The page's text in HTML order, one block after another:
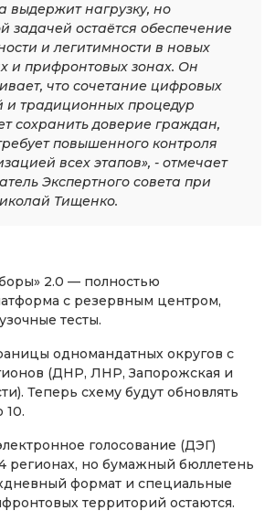
выдержит нагрузку, но
задачей остаётся обеспечение
и легитимности в новых
и прифронтовых зонах. Он
что сочетание цифровых
и традиционных процедур
сохранить доверие граждан,
повышенного контроля
всех этапов», - отмечает
Экспертного совета при
Тищенко.
2.0 — полностью
с резервным центром,
тесты.
одномандатных округов с
(ДНР, ЛНР, Запорожская и
Теперь схему будут обновлять
10.
голосование (ДЭГ)
регионах, но бумажный бюллетень
формат и специальные
территорий остаются.